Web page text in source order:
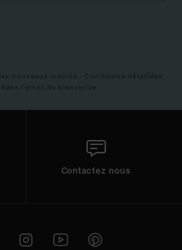
nouveaux inscrits - Conditions détaillées
l'email de bienvenue
Contactez nous